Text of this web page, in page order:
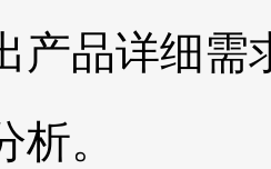
产品详细需
。